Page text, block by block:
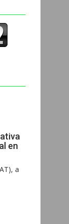
en
a